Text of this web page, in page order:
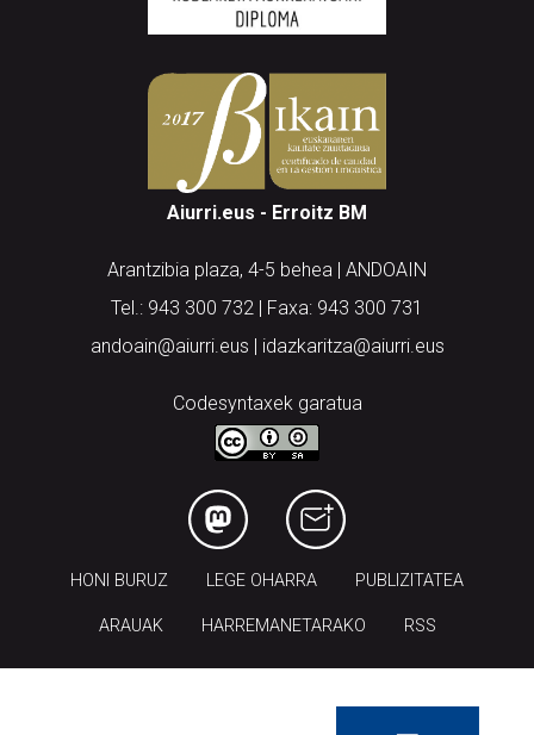
Aiurri.eus - Erroitz BM
Arantzibia plaza, 4-5 behea | ANDOAIN
Tel.: 943 300 732 | Faxa: 943 300 731
andoain@aiurri.eus | idazkaritza@aiurri.eus
Codesyntaxek garatua
HONI BURUZ LEGE OHARRA PUBLIZITATEA
ARAUAK HARREMANETARAKO RSS